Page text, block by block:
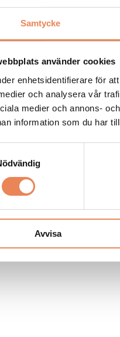
Samtycke
använder cookies
enhetsidentifierare för
och analysera vår
medier och annons-
information som du har
Avvisa
OM BESÖKSLIV